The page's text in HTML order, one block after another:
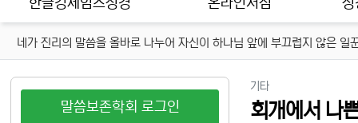
네가 진리의 말씀을 올바로 나누어 자신이 하나님 앞에 부끄럽지 않은
기타분류
회개에서 나
말씀보존학회 로그인